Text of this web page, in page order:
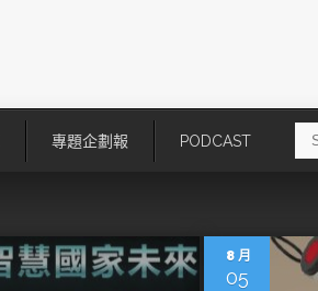
專題企劃報 PODCAST
a
8 月
05